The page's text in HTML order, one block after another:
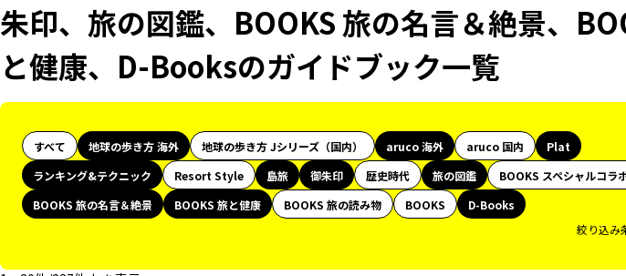
朱印、旅の図鑑、BOOKS 旅の名言＆絶景、
と健康、D-Booksのガイドブック一覧
すべて 地球の歩き方 海外 地球の歩き方 Jシリーズ（国内） aruco 海外 aruco 国内
Plat
ランキング&テクニック
Resort Style 島旅 御朱印 歴史時代 旅の図鑑
BOOKS スペシャルコラ
BOOKS 旅の名言＆絶景
BOOKS 旅と健康 BOOKS 旅の読み物 BOOKS
D-Books
絞り込み